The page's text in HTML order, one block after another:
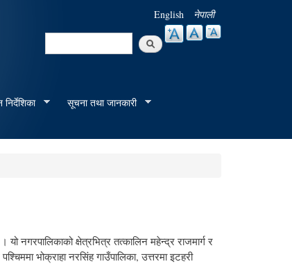
English नेपाली
Search
सूचना तथा जानकारी
नगरपालिकाको क्षेत्रभित्र तत्कालिन महेन्द्र राजमार्ग र
भोक्राहा नरसिंह गाउँपालिका, उत्तरमा इटहरी